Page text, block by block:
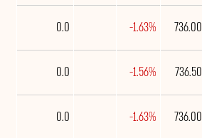
736.00
-1.63%
0.0
736.50
-1.56%
0.0
736.00
-1.63%
0.0